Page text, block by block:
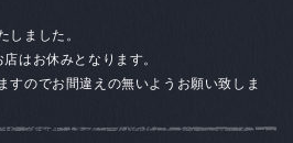
しました。
はお休みとなります。
すのでお間違えの無いようお願い致しま